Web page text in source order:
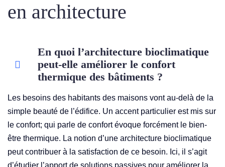
en architecture
En quoi l’architecture bioclimatique
peut-elle améliorer le confort
thermique des bâtiments ?
Les besoins des habitants des maisons vont au-delà de la
simple beauté de l’édifice. Un accent particulier est mis sur
le confort; qui parle de confort évoque forcément le bien-
être thermique. La notion d’une architecture bioclimatique
peut contribuer à la satisfaction de ce besoin. Ici, il s’agit
d’étudier l’apport de solutions passives pour améliorer la